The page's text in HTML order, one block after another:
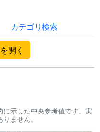
カテゴリ検索
開く
示した中央参考値です。実
ません。